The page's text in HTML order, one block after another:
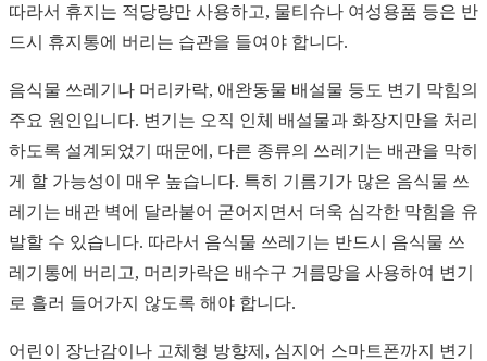
따라서 휴지는 적당량만 사용하고, 물티슈나 여성용품 등은 반
드시 휴지통에 버리는 습관을 들여야 합니다.
음식물 쓰레기나 머리카락, 애완동물 배설물 등도 변기 막힘의
주요 원인입니다. 변기는 오직 인체 배설물과 화장지만을 처리
하도록 설계되었기 때문에, 다른 종류의 쓰레기는 배관을 막히
게 할 가능성이 매우 높습니다. 특히 기름기가 많은 음식물 쓰
레기는 배관 벽에 달라붙어 굳어지면서 더욱 심각한 막힘을 유
발할 수 있습니다. 따라서 음식물 쓰레기는 반드시 음식물 쓰
레기통에 버리고, 머리카락은 배수구 거름망을 사용하여 변기
로 흘러 들어가지 않도록 해야 합니다.
어린이 장난감이나 고체형 방향제, 심지어 스마트폰까지 변기